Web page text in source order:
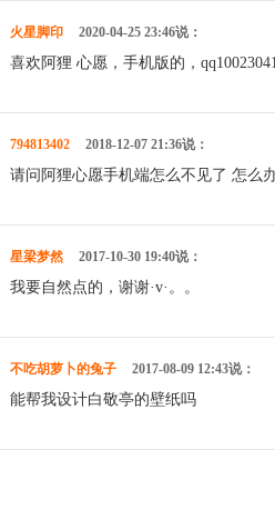
火星脚印 2020-04-25 23:46说：
喜欢阿狸 心愿，手机版的，
794813402 2018-12-07 21:36说：
请问阿狸心愿手机端怎么不见了 怎么
星梁梦然 2017-10-30 19:40说：
我要自然点的，谢谢·v·。。
不吃胡萝卜的兔子 2017-08-09 12:43说：
能帮我设计白敬亭的壁纸吗